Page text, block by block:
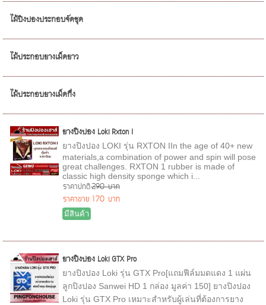
ไม้ปิงปองประกอบจัดชุด
ไม้ประกอบยางเม็ดยาว
ไม้ประกอบยางเม็ดกึ่ง
ยางปิงปอง Loki Rxton I
ยางปิงปอง LOKI รุ่น RXTON IIn the age of 40+ new
materials,a combination of power and spin will pose
great challenges. RXTON 1 rubber is made of
classic high density sponge which i...
ราคาปกติ290 บาท
ราคาขาย 170 บาท
มีสินค้า
ยางปิงปอง Loki GTX Pro
ยางปิงปอง Loki รุ่น GTX Pro[แถมฟีล์มมดแดง 1 แผ่น
ลูกปิงปอง Sanwei HD 1 กล่อง มูลค่า 150] ยางปิงปอง
Loki รุ่น GTX Pro เหมาะสำหรับผู้เล่นที่ต้องการยาง